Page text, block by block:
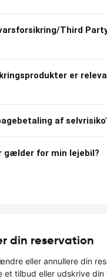
Third
er
af
gælder for min lejebil?
din reservation
eller annullere din
tilbud eller udskrive din